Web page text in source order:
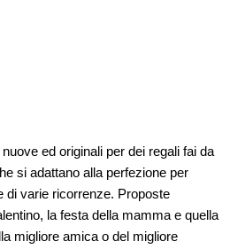
ed originali per dei regali fai da
si adattano alla perfezione per
di varie ricorrenze. Proposte
la festa della mamma e quella
migliore amica o del migliore